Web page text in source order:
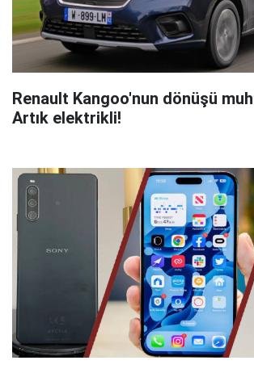
Renault Kangoo'nun dönüşü
Artık elektrikli!